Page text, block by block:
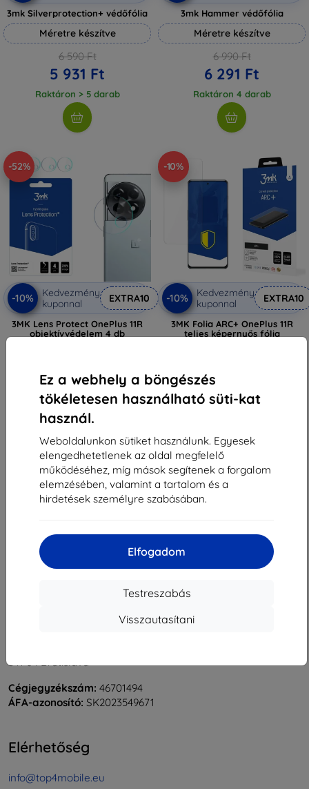
Ez a webhely a böngészés
tökéletesen használható süti-kat
használ.
Weboldalunkon sütiket használunk. Egyesek
elengedhetetlenek az oldal megfelelő
működéséhez, míg mások segítenek a forgalom
elemzésében, valamint a tartalom és a
hirdetések személyre szabásában.
Elfogadom
Testreszabás
Visszautasítani
3mk Silverprotection+ védőfólia
Méretre készítve
6 590 Ft
5 931 Ft
Raktáron > 5 darab
3mk Hammer védőfólia
Méretre készítve
6 990 Ft
6 291 Ft
Raktáron 4 darab
-52%
-10%
Kedvezmény
kuponnal
EXTRA10
3MK Lens Protect OnePlus 11R
objektívvédelem 4 db
1 251 Ft
Utolsó darab raktáron
-10%
-10%
Kedvezmény
kuponnal
EXTRA10
3MK Folia ARC+ OnePlus 11R
teljes képernyős fólia
3 591 Ft
Raktáron > 5 darab
Összes találat6.
841 04 Bratislava
Cégjegyzékszám: 46701494
ÁFA-azonosító: SK2023549671
Elérhetőség
info@top4mobile.eu